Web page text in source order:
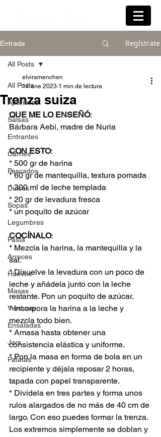
Entrada Regístrate
All Posts
Aperitivos
Salsas
Entrantes
Carnes
Pescados
Dulces
Sopas
Legumbres
Pasta
Arroces
Huevos
Masas
Verduras
Ensaladas
Jars
Patatas
All Posts
Trenza suiza
elviramenchen
14 ene 2023 1 min de lectura
QUE ME LO ENSEÑÓ:
Bárbara Aebi, madre de Nuria
CON ESTO:
* 500 gr de harina
* 60 gr de mantequilla, textura pomada
* 300 ml de leche templada
* 20 gr de levadura fresca
* un poquito de azúcar
COCÍNALO:
* Mezcla la harina, la mantequilla y la
sal.
* Disuelve la levadura con un poco de
leche y añádela junto con la leche
restante. Pon un poquito de azúcar.
* Incorpora la harina a la leche y
mezcla todo bien.
* Amasa hasta obtener una
consistencia elástica y uniforme.
* Pon la masa en forma de bola en un
recipiente y déjala reposar 2 horas,
tapada con papel transparente.
* Divídela en tres partes y forma unos
rulos alargados de no más de 40 cm de
largo. Con eso puedes formar la trenza.
Los extremos simplemente se doblan y